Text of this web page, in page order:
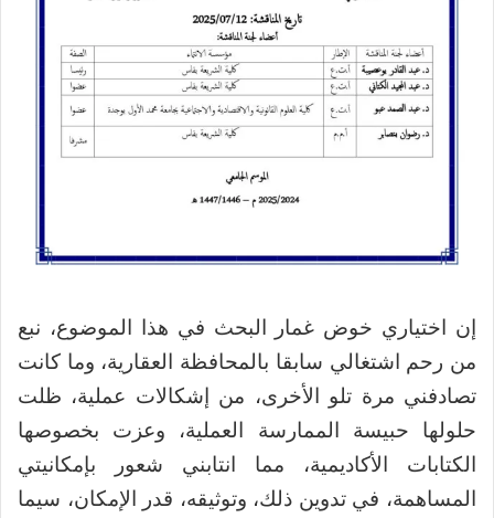
إن اختياري خوض غمار البحث في هذا الموضوع، نبع
من رحم اشتغالي سابقا بالمحافظة العقارية، وما كانت
تصادفني مرة تلو الأخرى، من إشكالات عملية، ظلت
حلولها حبيسة الممارسة العملية، وعزت بخصوصها
الكتابات الأكاديمية، مما انتابني شعور بإمكانيتي
المساهمة، في تدوين ذلك، وتوثيقه، قدر الإمكان، سيما